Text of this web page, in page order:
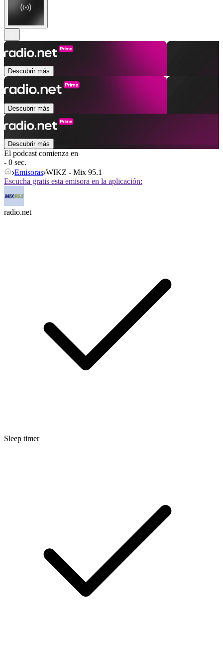
Descubrir más
Descubrir más
Descubrir más
El podcast comienza en
- 0 sec.
Emisoras WIKZ - Mix 95.1
Escucha gratis esta emisora en la aplicación:
radio.net
Sleep timer